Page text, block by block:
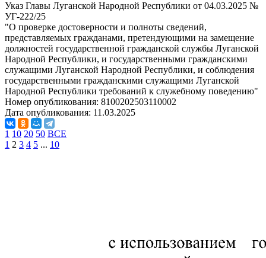
Указ Главы Луганской Народной Республики от 04.03.2025 №
УГ-222/25
"О проверке достоверности и полноты сведений,
представляемых гражданами, претендующими на замещение
должностей государственной гражданской службы Луганской
Народной Республики, и государственными гражданскими
служащими Луганской Народной Республики, и соблюдения
государственными гражданскими служащими Луганской
Народной Республики требований к служебному поведению"
Номер опубликования: 8100202503110002
Дата опубликования: 11.03.2025
1 10 20 50 ВСЕ
1 2 3 4 5 ... 10